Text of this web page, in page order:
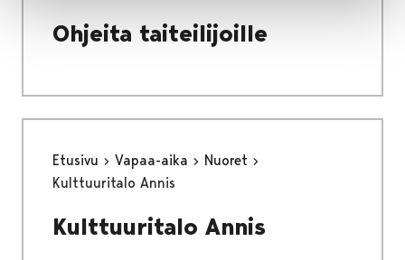
Ohjeita taiteilijoille
Etusivu Vapaa-aika
Nuoret
Kulttuuritalo Annis
Kulttuuritalo Annis